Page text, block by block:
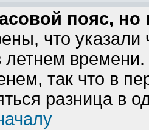
пояс,
что указали
так что в
разница в